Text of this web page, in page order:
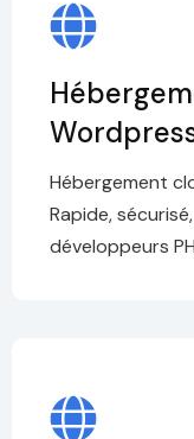
Hébergement
Rapide,
développeurs